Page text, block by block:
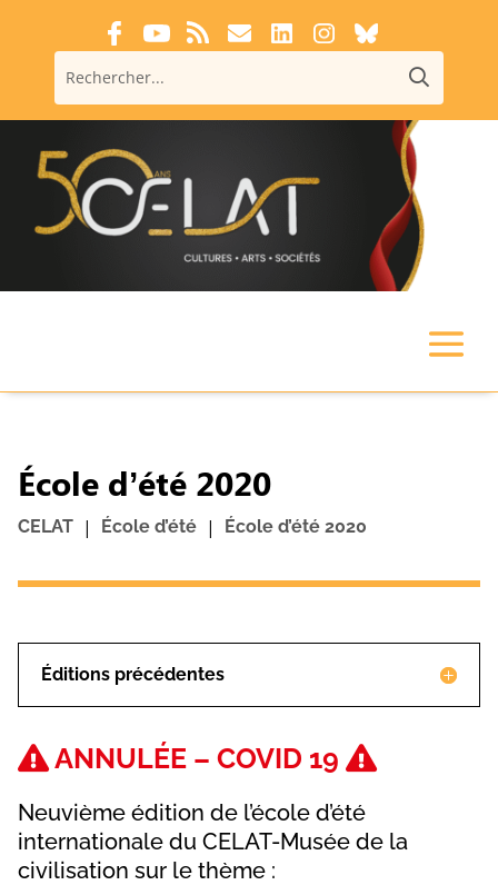
École d’été 2020
CELAT | École d’été | École d’été 2020
Éditions précédentes
ANNULÉE – COVID 19
Neuvième édition de l’école d’été
internationale du CELAT-Musée de la
civilisation sur le thème :